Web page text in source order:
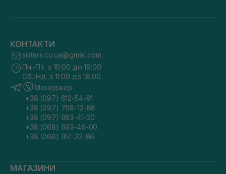
КОНТАКТИ
sisters.co.ua@gmail.com
Пн.-Пт. з 10:00 до 19:00
Сб.-Нд. з 11:00 до 18:00
Менеджер
+38 (097) 612-54-81
+38 (097) 788-12-88
+38 (097) 983-41-20
+38 (068) 693-46-00
+38 (068) 951-22-86
МАГАЗИНИ